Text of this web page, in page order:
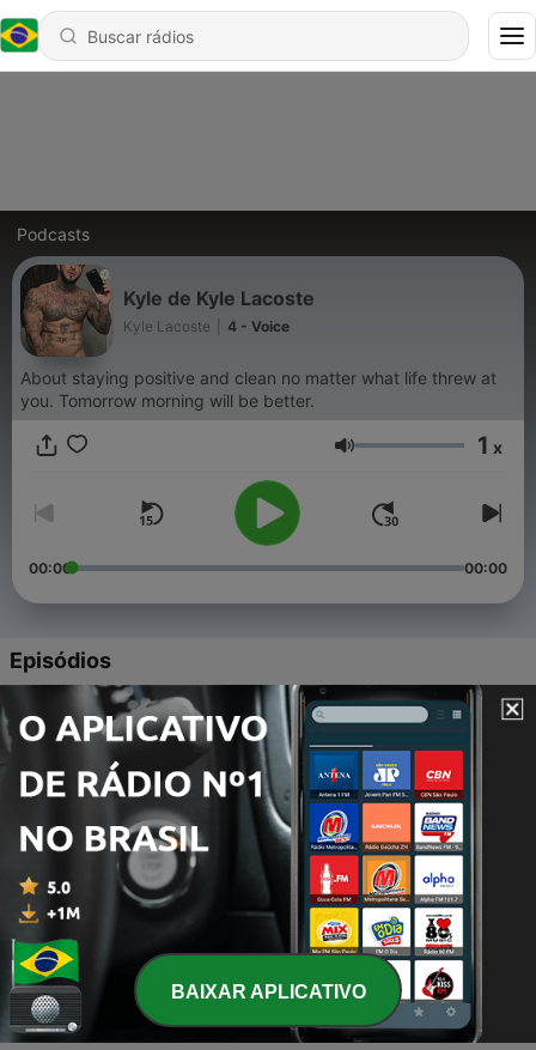
Podcasts
Kyle de Kyle Lacoste
Kyle Lacoste 4 - Voice
About staying positive and clean no matter what life threw at
you. Tomorrow morning will be better.
Volume 1 x
00:00 00:00
Episódios
4 - Voice
12 maio 2020
3 - Like how it’s gonna help us
12 maio 2020
11 maio 2020
1 - Kyle (Trailer)
11 maio 2020
BAIXAR APLICATIVO